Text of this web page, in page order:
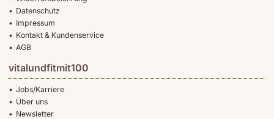
Datenschutz
Impressum
Kontakt & Kundenservice
AGB
vitalundfitmit100
Jobs/Karriere
Über uns
Newsletter